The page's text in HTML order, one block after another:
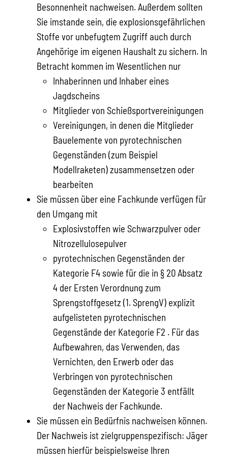
Besonnenheit nachweisen. Außerdem sollten
Sie imstande sein, die explosionsgefährlichen
Stoffe vor unbefugtem Zugriff auch durch
Angehörige im eigenen Haushalt zu sichern. In
Betracht kommen im Wesentlichen nur
Inhaberinnen und Inhaber eines
Jagdscheins
Mitglieder von Schießsportvereinigungen
Vereinigungen, in denen die Mitglieder
Bauelemente von pyrotechnischen
Gegenständen (zum Beispiel
Modellraketen) zusammensetzen oder
bearbeiten
Sie müssen über eine Fachkunde verfügen für
den Umgang mit
Explosivstoffen wie Schwarzpulver oder
Nitrozellulosepulver
pyrotechnischen Gegenständen der
Kategorie F4 sowie für die in § 20 Absatz
4 der Ersten Verordnung zum
Sprengstoffgesetz (1. SprengV) explizit
aufgelisteten pyrotechnischen
Gegenstände der Kategorie F2 . Für das
Aufbewahren, das Verwenden, das
Vernichten, den Erwerb oder das
Verbringen von pyrotechnischen
Gegenständen der Kategorie 3 entfällt
der Nachweis der Fachkunde.
Sie müssen ein Bedürfnis nachweisen können.
Der Nachweis ist zielgruppenspezifisch: Jäger
müssen hierfür beispielsweise Ihren